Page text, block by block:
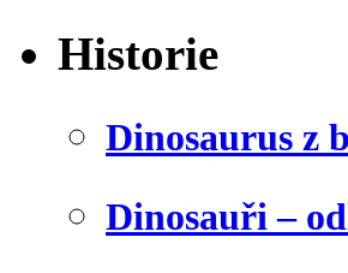
Historie
Dinosaurus z
Dinosauři –